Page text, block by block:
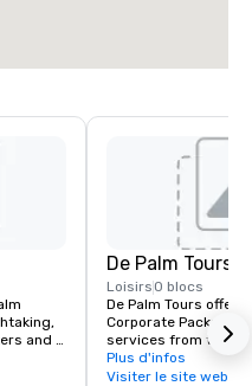
and
De Palm Tours
Loisirs 0 blocs
De Palm Tours
Corporate Packages
services from
event to private
complete family or
Plus d'infos
Visiter le site web